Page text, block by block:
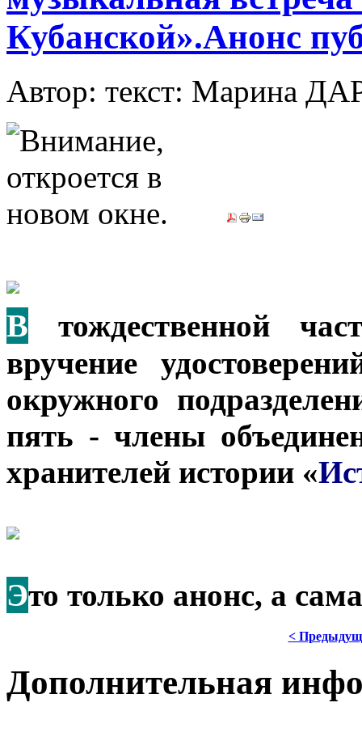
Кубанской».Анонс
Автор: текст: Марина
В тождественной
вручение
окружного
пять - члены
хранителей истории «
Это только анонс, а
<
Дополнительная